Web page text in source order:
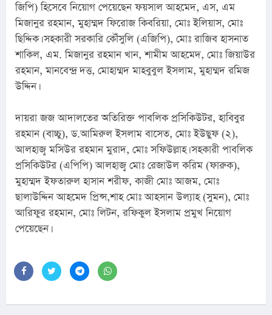
জিপি) হিসেবে নিয়োগ পেয়েছেন ফয়সাল আহমেদ, এস, এম
মিজানুর রহমান, মুহাম্মদ ফিরোজ কিবরিয়া, মোঃ ইলিয়াস, মোঃ
ছিদ্দিক। সহকারী সরকারি কৌঁসুলি (এজিপি), মোঃ রাজিব হাসনাত
শাকিল, এম. মিজানুর রহমান খান, শামীম আহমেদ, মোঃ জিয়াউর
রহমান, মানবেন্দ্র দত্ত, মোহাম্মদ মাহবুবুল ইসলাম, মুহাম্মদ রমিজ
উদ্দিন।
দায়রা জজ আদালতের অতিরিক্ত পাবলিক প্রসিকিউটর, হাবিবুর
রহমান (বাচ্চু), ড.আমিরুল ইসলাম বাসেত, মোঃ ইউছুফ (২),
আলহাজ্ব মসিউর রহমান মুরাদ, মোঃ সফিউল্লাহ। সহকারী পাবলিক
প্রসিকিউটর (এপিপি) আলহাজ্ব মোঃ রেজাউল করিম (ফারুক),
মুহাম্মদ ইফতারুল হাসান শরীফ, কাজী মোঃ আজম, মোঃ
ছালাউদ্দিন আহমেদ প্রিন্স,শাহ মোঃ আহসান উল্যাহ (সুমন), মোঃ
আরিফুর রহমান, মোঃ লিটন, রফিকুল ইসলাম প্রমুখ নিয়োগ
পেয়েছেন।